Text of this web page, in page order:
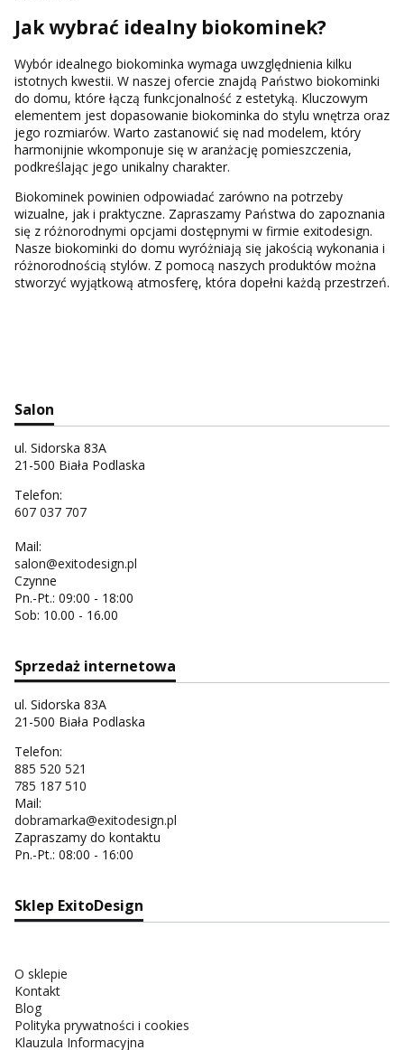
Jak wybrać idealny biokominek?
Wybór idealnego biokominka wymaga uwzględnienia kilku
istotnych kwestii. W naszej ofercie znajdą Państwo biokominki
do domu, które łączą funkcjonalność z estetyką. Kluczowym
elementem jest dopasowanie biokominka do stylu wnętrza oraz
jego rozmiarów. Warto zastanowić się nad modelem, który
harmonijnie wkomponuje się w aranżację pomieszczenia,
podkreślając jego unikalny charakter.
Biokominek powinien odpowiadać zarówno na potrzeby
wizualne, jak i praktyczne. Zapraszamy Państwa do zapoznania
się z różnorodnymi opcjami dostępnymi w firmie exitodesign.
Nasze biokominki do domu wyróżniają się jakością wykonania i
różnorodnością stylów. Z pomocą naszych produktów można
stworzyć wyjątkową atmosferę, która dopełni każdą przestrzeń.
Salon
ul. Sidorska 83A
21-500 Biała Podlaska
Telefon:
607 037 707
Mail:
salon@exitodesign.pl
Czynne
Pn.-Pt.: 09:00 - 18:00
Sob: 10.00 - 16.00
Sprzedaż internetowa
ul. Sidorska 83A
21-500 Biała Podlaska
Telefon:
885 520 521
785 187 510
Mail:
dobramarka@exitodesign.pl
Zapraszamy do kontaktu
Pn.-Pt.: 08:00 - 16:00
Sklep ExitoDesign
O sklepie
Kontakt
Blog
Polityka prywatności i cookies
Klauzula Informacyjna